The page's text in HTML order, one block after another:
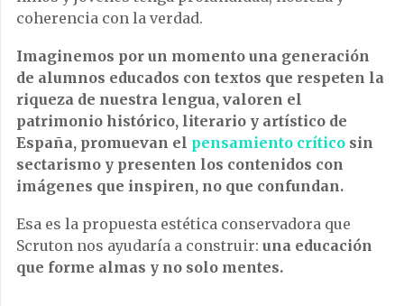
coherencia con la verdad.
Imaginemos por un momento una generación
de alumnos educados con textos que respeten la
riqueza de nuestra lengua, valoren el
patrimonio histórico, literario y artístico de
España, promuevan el pensamiento crítico sin
sectarismo y presenten los contenidos con
imágenes que inspiren, no que confundan.
Esa es la propuesta estética conservadora que
Scruton nos ayudaría a construir: una educación
que forme almas y no solo mentes.